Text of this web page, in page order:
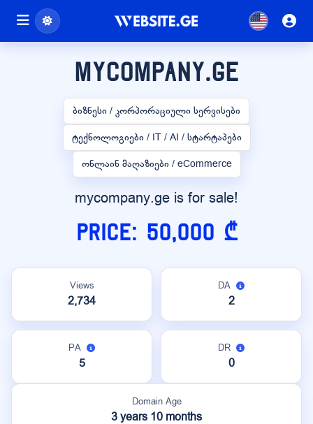
mycompany.ge
ბიზნესი / კორპორაციული სერვისები
ტექნოლოგიები / IT / AI / სტარტაპები
ონლაინ მაღაზიები / eCommerce
mycompany.ge is for sale!
Price: 50,000 ₾
Views
2,734
DA
2
PA
5
DR
0
Domain Age
3 years 10 months